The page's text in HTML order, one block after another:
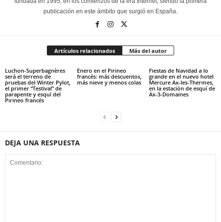
publicación en este ámbito que surgió en España.
Artículos relacionados Más del autor
Luchon-Superbagnères
será el terreno de
pruebas del Winter Pylot,
el primer “Testival” de
parapente y esquí del
Pirineo francés
Enero en el Pirineo
francés: más descuentos,
más nieve y menos colas
Fiestas de Navidad a lo
grande en el nuevo hotel
Mercure Ax-les-Thermes,
en la estación de esquí de
Ax-3-Domaines
DEJA UNA RESPUESTA